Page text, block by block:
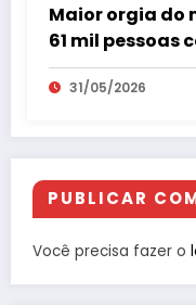
Maior orgia do
61 mil pessoas
31/05/2026
PUBLICAR
Você precisa fazer o